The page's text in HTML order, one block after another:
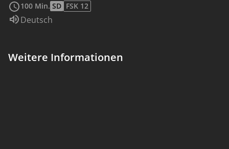
eine reiche Familie einheiraten. Als ob das nicht genug
wäre, begegnet Bob auch noch der dreifachen Mutter
scheint. Zu allem Überfluss wird er auch noch von zwei
100 Min. SD FSK 12
Sprache:
Deutsch
Weitere Informationen